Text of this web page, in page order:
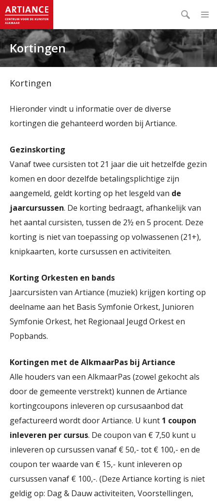
Kortingen
Kortingen
Hieronder vindt u informatie over de diverse
kortingen die gehanteerd worden bij Artiance.
Gezinskorting
Vanaf twee cursisten tot 21 jaar die uit hetzelfde gezin
komen en door dezelfde betalingsplichtige zijn
aangemeld, geldt korting op het lesgeld van de
jaarcursussen. De korting bedraagt, afhankelijk van
het aantal cursisten, tussen de 2½ en 5 procent. Deze
korting is niet van toepassing op volwassenen (21+),
knipkaarten, korte cursussen en activiteiten.
Korting Orkesten en bands
Jaarcursisten van Artiance (muziek) krijgen korting op
deelname aan het Basis Symfonie Orkest, Junioren
Symfonie Orkest, het Regionaal Jeugd Orkest en
Popbands.
Kortingen met de AlkmaarPas bij Artiance
Alle houders van een AlkmaarPas (zowel gekocht als
door de gemeente verstrekt) kunnen de Artiance
kortingcoupons inleveren op cursusaanbod dat
gefactureerd wordt door Artiance. U kunt 1 coupon
inleveren per cursus. De coupon van € 7,50 kunt u
inleveren op cursussen vanaf € 50,- tot € 100,- en de
coupon ter waarde van € 15,- kunt inleveren op
cursussen vanaf € 100,-. (Deze Artiance korting is niet
geldig op: Dag & Dauw activiteiten, Voorstellingen,